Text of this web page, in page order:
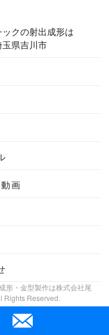
クの射出成形は
県吉川市
画
形・金型製作は株式会社尾
Rights Reserved.